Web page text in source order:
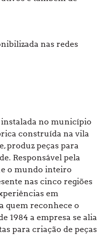
nas redes
instalada no município
construída na vila
produz peças para
Responsável pela
o mundo inteiro
nas cinco regiões
em
quem reconhece o
1984 a empresa se alia
para criação de peças